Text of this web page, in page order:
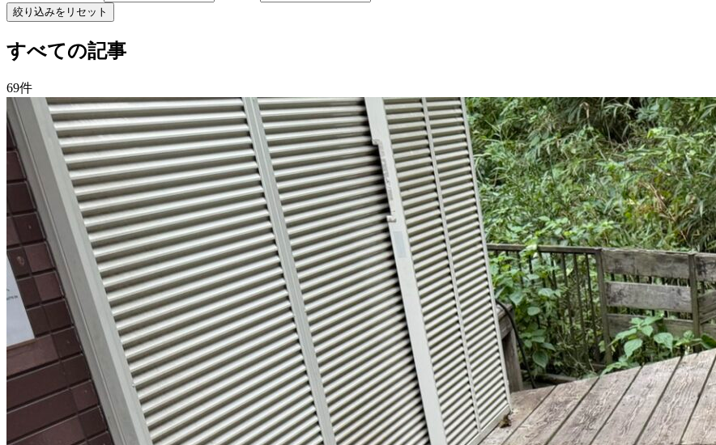
絞り込みをリセット
すべての記事
69件